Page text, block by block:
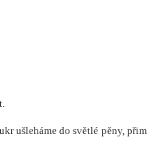
ušleháme do světlé pěny,